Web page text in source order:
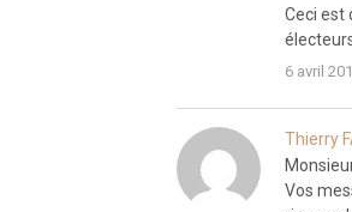
Ceci est
6 avril
Thierry
Vos